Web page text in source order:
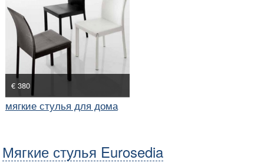
€ 380
мягкие стулья для дома
Мягкие стулья Eurosedia